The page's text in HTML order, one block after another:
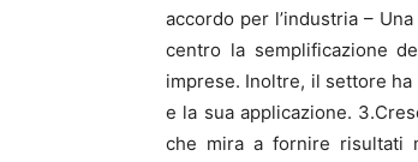
accordo per l’industria –
centro la semplificazione
imprese. Inoltre, il settore
e la sua applicazione.
che mira a fornire risultati